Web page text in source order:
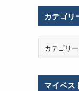
施
事
例
カテゴリ
リ
マイベス